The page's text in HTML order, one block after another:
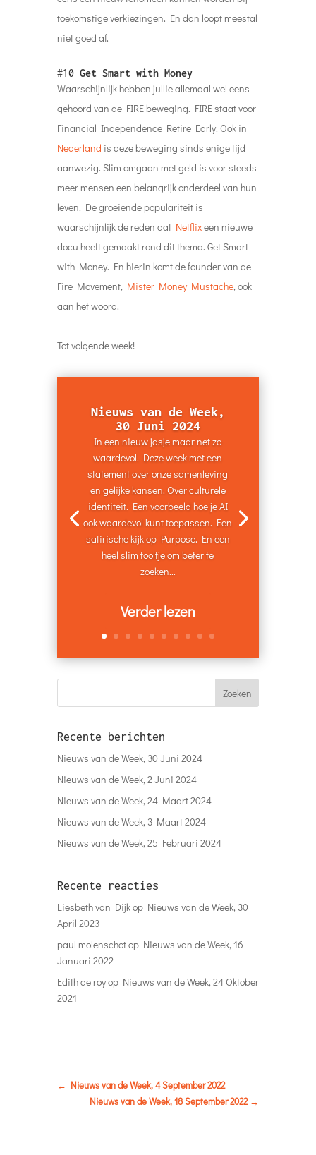
toekomstige verkiezingen. En dan loopt meestal
niet goed af.
#10 Get Smart with Money
Waarschijnlijk hebben jullie allemaal wel eens
gehoord van de FIRE beweging. FIRE staat voor
Financial Independence Retire Early. Ook in
Nederland is deze beweging sinds enige tijd
aanwezig. Slim omgaan met geld is voor steeds
meer mensen een belangrijk onderdeel van hun
leven. De groeiende populariteit is
waarschijnlijk de reden dat Netflixeen nieuwe
docu heeft gemaakt rond dit thema. Get Smart
with Money. En hierin komt de founder van de
Fire Movement, Mister Money Mustache, ook
aan het woord.
Tot volgende week!
Nieuws van de Week,
30 Juni 2024
In een nieuw jasje maar net zo
waardevol. Deze week met een
statement over onze samenleving
en gelijke kansen. Over culturele
identiteit. Een voorbeeld hoe je AI
ook waardevol kunt toepassen. Een
satirische kijk op Purpose. En een
heel slim tooltje om beter te
zoeken...
Verder lezen
Recente berichten
Nieuws van de Week, 30 Juni 2024
Nieuws van de Week, 2 Juni 2024
Nieuws van de Week, 24 Maart 2024
Nieuws van de Week, 3 Maart 2024
Nieuws van de Week, 25 Februari 2024
Recente reacties
Liesbeth van Dijkop Nieuws van de Week, 30
April 2023
paul molenschotop Nieuws van de Week, 16
Januari 2022
Edith de royop Nieuws van de Week, 24 Oktober
2021
← Nieuws van de Week, 4 September 2022
Nieuws van de Week, 18 September 2022→